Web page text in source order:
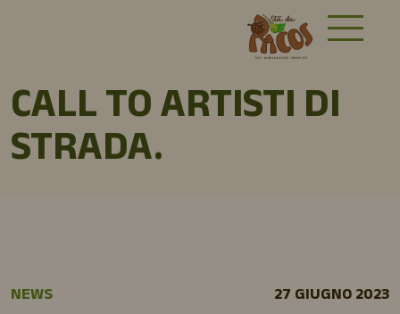
CALL TO ARTISTI DI
STRADA.
NEWS 27 GIUGNO 2023